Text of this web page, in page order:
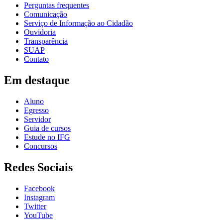
Perguntas frequentes
Comunicação
Serviço de Informação ao Cidadão
Ouvidoria
Transparência
SUAP
Contato
Em destaque
Aluno
Egresso
Servidor
Guia de cursos
Estude no IFG
Concursos
Redes Sociais
Facebook
Instagram
Twitter
YouTube